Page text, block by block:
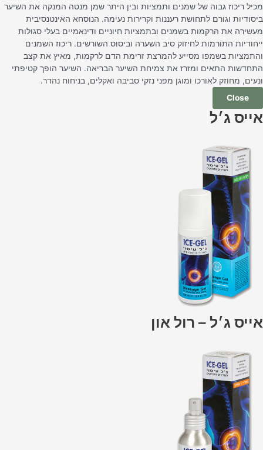
מכיל ריכוז גבוה של שמנים ותמציות ובין היתר שמן מנטה המנקה את השיער
ביסודיות וגורם לתחושת רעננות וקרירות נעימה. הנוסחא האינטנסיבית
מעשירה את הרקמות בשמנים ובתמציות חיוניים ודינאמיים בעלי סגולות
ייחודיות התורמות לחיזוק סיב השערה וביסוס השורשים. ריכוז השמנים
והתמציות בשמפו מסייע להמרצת זרימת הדם לרקמות, מאיץ את קצב
התחדשות התאים ומזרז את צמיחת השיער הבריאה. השיער הופך קטיפתי
ונעים, מחוזק לאורכו ומוגן מפני נזקי סביבה ואקלים, בניחוח נהדר.
Close
אייס ג׳ל
אייס ג׳ל – רול און